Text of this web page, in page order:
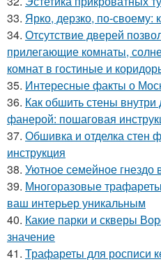
33. Ярко, дерзко, по-своему:
34. Отсутствие дверей
прилегающие комнаты,
комнат в гостиные и
35. Интересные факты о
36. Как обшить стены
фанерой: пошаговая
37. Обшивка и отделка стен
инструкция
38. Уютное семейное гнездо
39. Многоразовые
ваш интерьер уникальным
40. Какие парки и скверы
значение
41. Трафареты для росписи